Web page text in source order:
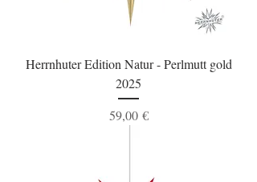
Herrnhuter Edition Natur - Perlmutt gold
2025
Preis
59,00 €